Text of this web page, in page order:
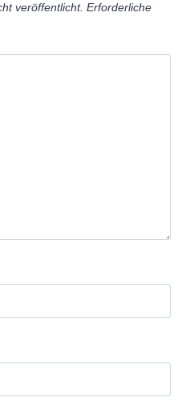
veröffentlicht. Erforderliche